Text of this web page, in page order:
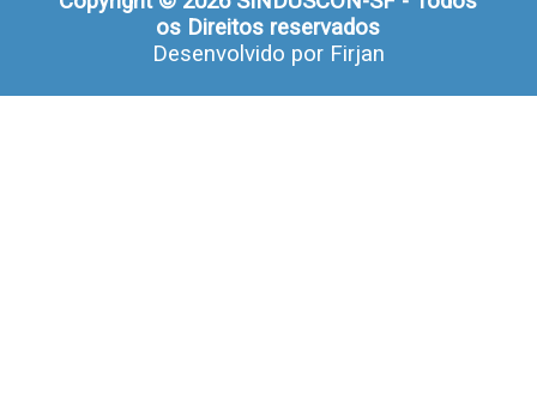
os Direitos reservados
Desenvolvido por Firjan